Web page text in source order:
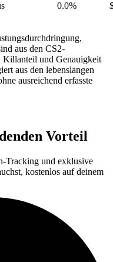
0.0%
aus den CS2-
Killanteil und Genauigkeit
aus den lebenslangen
ausreichend erfasste
Vorteil
Tracking und exklusive
kostenlos auf deinem